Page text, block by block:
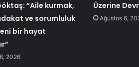
“Aile kurmak,
ve sorumluluk
bir hayat
2026
Üzerine
Ağustos 6,